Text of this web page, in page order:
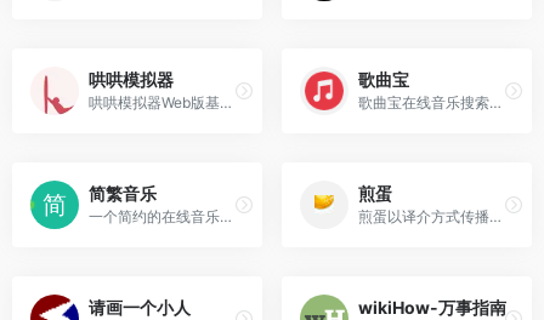
哄哄模拟器
哄哄模拟器Web版基于AI技术，让你进入到不同场景之中，用语言技巧和沟通能力去哄你的对象
歌曲宝
歌曲宝在线音乐搜索，可以在线免费下载全网MP3付费歌曲、流行音乐、经典老歌等。曲库完整，更新迅速，试听流畅，支持高品质|无损音质~
简繁音乐
一个简约的在线音乐播放器，具有音乐搜索、播放、每日推荐、私人FM、歌词显示、歌曲评论、网易云登录与云盘等功能
煎蛋
煎蛋以译介方式传播网络新鲜资讯
请画一个小人 wikiHow-万事指南